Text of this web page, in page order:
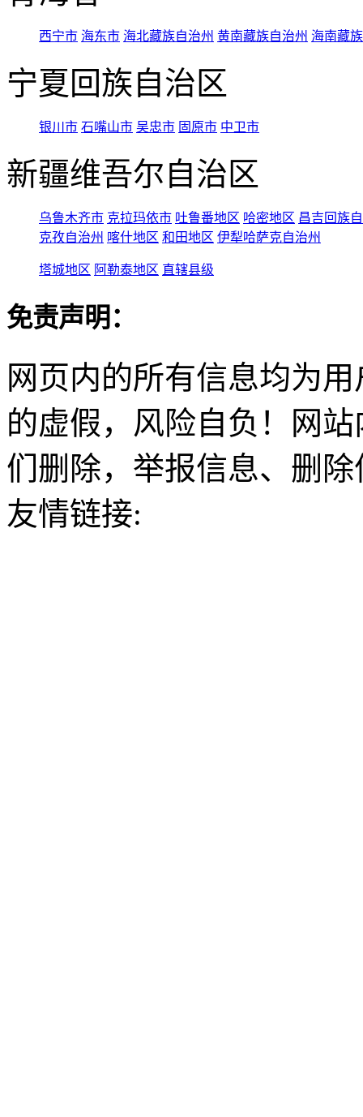
西宁市 海东市 海北藏族自治州 黄南藏族自治州 海南藏
宁夏回族自治区
银川市 石嘴山市 吴忠市 固原市 中卫市
新疆维吾尔自治区
乌鲁木齐市 克拉玛依市 吐鲁番地区 哈密地区 昌吉回族
克孜自治州 喀什地区 和田地区 伊犁哈萨克自治州
塔城地区 阿勒泰地区 直辖县级
免责声明：
网页内的所有信息均为
的虚假，风险自负！网
们删除，举报信息、删
友情链接: